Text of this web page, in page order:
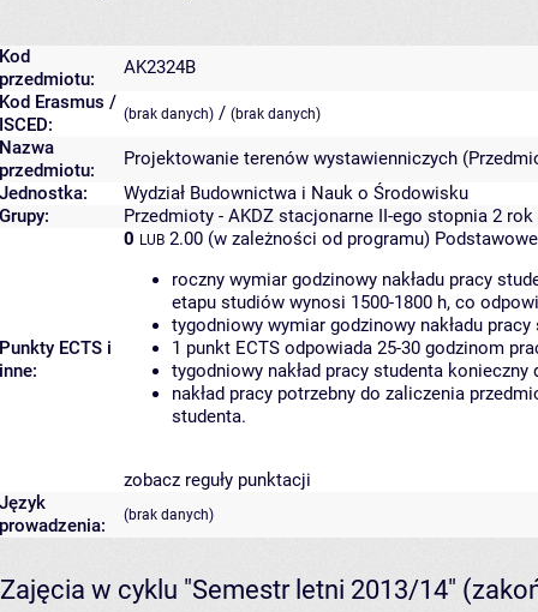
Kod
przedmiotu:
AK2324B
Kod Erasmus /
ISCED:
(brak danych) / (brak danych)
Nazwa
przedmiotu:
Projektowanie terenów wystawienniczych
Jednostka:
Wydział Budownictwa i Nauk o Środowisku
Grupy:
Przedmioty - AKDZ stacjonarne II-ego stopnia 2
Punkty ECTS i
inne:
0 LUB 2.00 (w zależności od programu)
roczny wymiar godzinowy nakładu pracy
etapu studiów wynosi 1500-1800 h, co
tygodniowy wymiar godzinowy nakładu
1 punkt ECTS odpowiada 25-30 godzinom
tygodniowy nakład pracy studenta
nakład pracy potrzebny do zaliczenia
studenta.
zobacz reguły punktacji
Język
prowadzenia:
(brak danych)
Zajęcia w cyklu "Semestr letni 2013/14"